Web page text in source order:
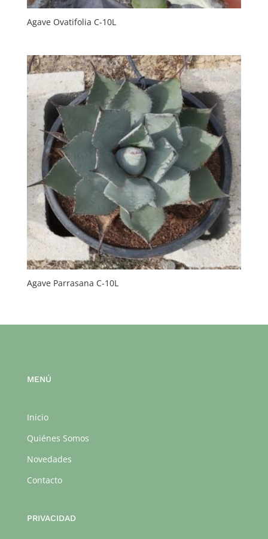
Agave Ovatifolia C-10L
Agave Parrasana C-10L
MENÚ
Inicio
Quiénes Somos
Novedades
Contacto
PRIVACIDAD